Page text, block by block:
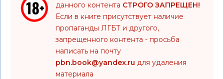
данного контента СТРОГО ЗАПРЕЩЕН!
Если в книге присутствует наличие
пропаганды ЛГБТ и другого,
запрещенного контента - просьба
написать на почту
pbn.book@yandex.ru для удаления
материала